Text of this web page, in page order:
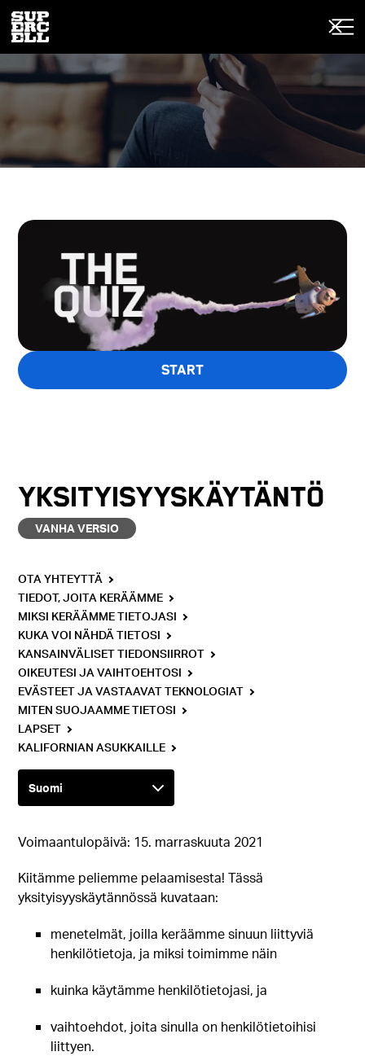
START
YKSITYISYYSKÄYTÄNTÖ
VANHA VERSIO
OTA YHTEYTTÄ
TIEDOT, JOITA KERÄÄMME
MIKSI KERÄÄMME TIETOJASI
KUKA VOI NÄHDÄ TIETOSI
KANSAINVÄLISET TIEDONSIIRROT
OIKEUTESI JA VAIHTOEHTOSI
EVÄSTEET JA VASTAAVAT TEKNOLOGIAT
MITEN SUOJAAMME TIETOSI
LAPSET
KALIFORNIAN ASUKKAILLE
Voimaantulopäivä: 15. marraskuuta 2021
Kiitämme peliemme pelaamisesta! Tässä
yksityisyyskäytännössä kuvataan:
menetelmät, joilla keräämme sinuun liittyviä
henkilötietoja, ja miksi toimimme näin
kuinka käytämme henkilötietojasi, ja
vaihtoehdot, joita sinulla on henkilötietoihisi
liittyen.